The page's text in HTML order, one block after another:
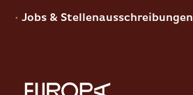
Jobs & Stellenausschreibungen